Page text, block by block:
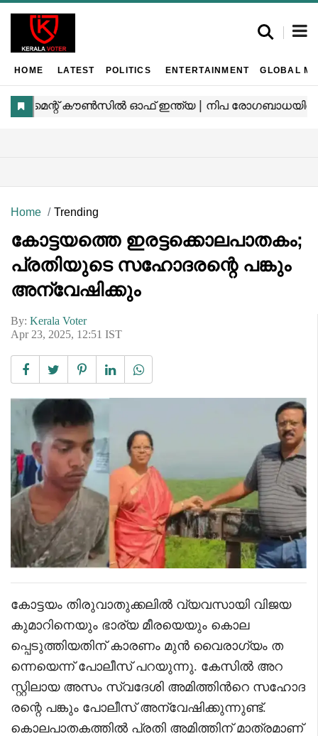
HOME LATEST POLITICS ENTERTAINMENT GLOBAL
Home Trending
കോട്ടയത്തെ ഇരട്ടക്കൊലപാതകം;
പ്രതിയുടെ സഹോദരന്റെ പങ്കും
അന്വേഷിക്കും
By: Kerala Voter
Apr 23, 2025, 12:51 IST
കോട്ടയം തിരുവാതുക്കലിൽ വ്യവസായി വിജയ
കുമാറിനെയും ഭാര്യ മീരയെയും കൊല
പ്പെടുത്തിയതിന് കാരണം മുൻ വൈരാഗ്യം ത
ന്നെയെന്ന് പോലീസ് പറയുന്നു. കേസില്‍ അറ
സ്റ്റിലായ അസം സ്വദേശി അമിത്തിന്‍റെ സഹോദ
രന്റെ പങ്കും പോലീസ് അന്വേഷിക്കുന്നുണ്ട്.
കൊലപാതകത്തിൽ പ്രതി അമിത്തിന് മാത്രമാണ്